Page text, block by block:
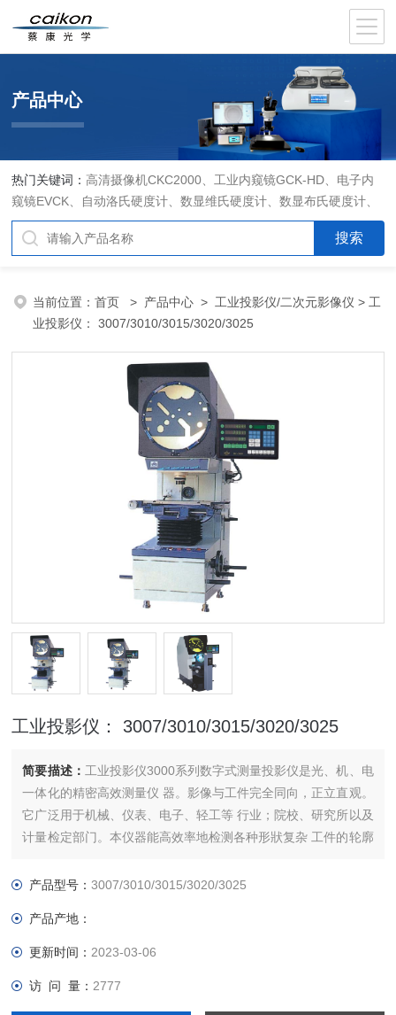
产品中心
热门关键词： 高清摄像机CKC2000、工业内窥镜GCK-HD、电子内
窥镜EVCK、自动洛氏硬度计、数显维氏硬度计、数显布氏硬度计、
数显维氏硬度计、液晶自动淬火试验机CK-IV-2、倒置金相显微镜
DMM-480C、透反射偏光显微镜XPF-550C、倒置生物显微镜XDS-
1、自动金相磨抛机YMPZ-2、金相磨平机MPJ-25
当前位置：首页 > 产品中心 > 工业投影仪/二次元影像仪 > 工
业投影仪： 3007/3010/3015/3020/3025
工业投影仪： 3007/3010/3015/3020/3025
简要描述： 工业投影仪3000系列数字式测量投影仪是光、机、电
一体化的精密高效测量仪 器。影像与工件完全同向，正立直观。
它广泛用于机械、仪表、电子、轻工等 行业；院校、研究所以及
计量检定部门。本仪器能高效率地检测各种形狀复杂 工件的轮廓
刀等。
产品型号：3007/3010/3015/3020/3025
产品产地：
更新时间： 2023-03-06
访 问 量： 2777